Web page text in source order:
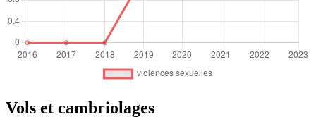
Vols et cambriolages